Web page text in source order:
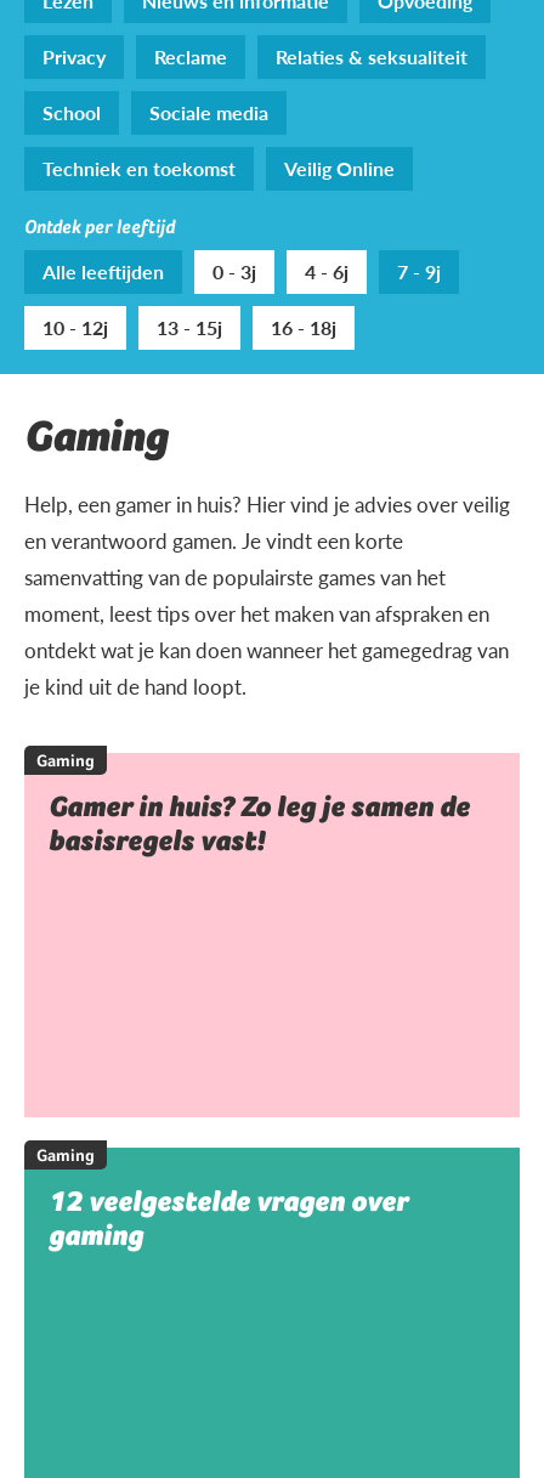
Privacy
Reclame
Relaties & seksualiteit
School
Sociale media
Techniek en toekomst
Veilig Online
Ontdek per leeftijd
Alle leeftijden 0 - 3j 4 - 6j
7 - 9j
10 - 12j
13 - 15j 16 - 18j
Gaming
Help, een gamer in huis? Hier vind je advies over veilig
en verantwoord gamen. Je vindt een korte
samenvatting van de populairste games van het
moment, leest tips over het maken van afspraken en
ontdekt wat je kan doen wanneer het gamegedrag van
je kind uit de hand loopt.
Gaming
Gamer in huis? Zo leg je samen de
basisregels vast!
Gaming
12 veelgestelde vragen over
gaming